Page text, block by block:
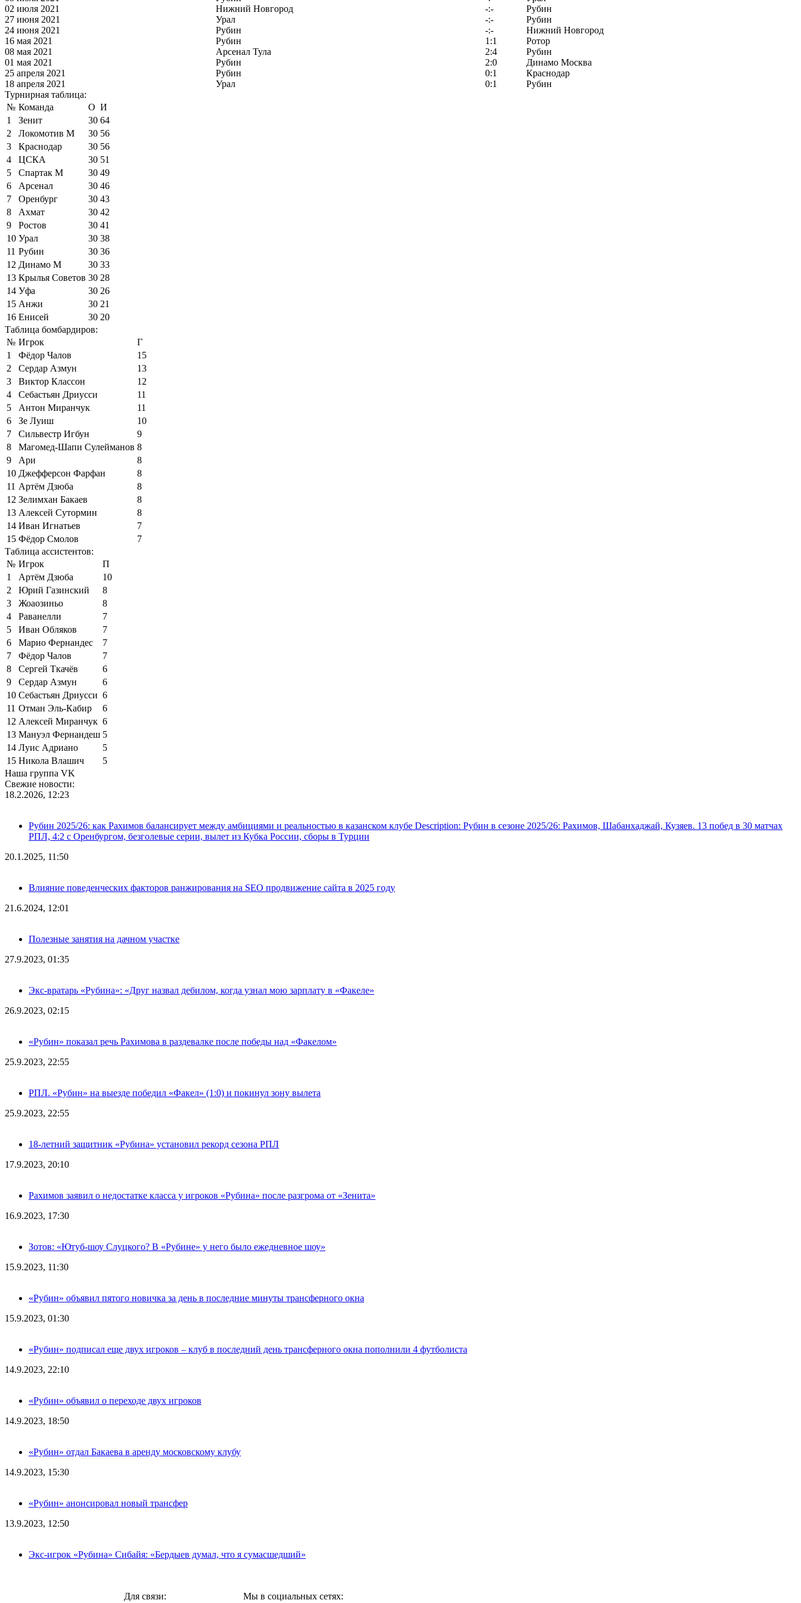
02 июля 2021
Нижний Новгород -:-
Рубин
27 июня 2021
Урал -:-
Рубин
24 июня 2021
Рубин -:-
Нижний Новгород
16 мая 2021
Рубин 1:1
Ротор
08 мая 2021
Арсенал Тула 2:4
Рубин
01 мая 2021
Рубин 2:0
Динамо Москва
25 апреля 2021
Рубин 0:1
Краснодар
18 апреля 2021
Урал 0:1
Рубин
Турнирная таблица:
№ Команда О И
1
Зенит 30 64
2
Локомотив М 30 56
3
Краснодар 30 56
4
ЦСКА 30 51
5
Спартак М 30 49
6
Арсенал 30 46
7
Оренбург 30 43
8
Ахмат 30 42
9
Ростов 30 41
10 Урал 30 38
11 Рубин 30 36
12 Динамо М 30 33
13 Крылья Советов 30 28
14 Уфа 30 26
15 Анжи 30 21
16 Енисей 30 20
Таблица бомбардиров:
№ Игрок
Г
1
Фёдор Чалов
15
2
Сердар Азмун
13
3
Виктор Классон
12
4
Себастьян Дриусси
11
5
Антон Миранчук
11
6
Зе Луиш
10
7
Сильвестр Игбун
9
8
Магомед-Шапи Сулейманов 8
9
Ари
8
10 Джефферсон Фарфан
8
11 Артём Дзюба
8
12 Зелимхан Бакаев
8
13 Алексей Сутормин
8
14 Иван Игнатьев
7
15 Фёдор Смолов
7
Таблица ассистентов:
№ Игрок
П
1
Артём Дзюба
10
2
Юрий Газинский
8
3
Жоаозиньо
8
4
Раванелли
7
5
Иван Обляков
7
6
Марио Фернандес
7
7
Фёдор Чалов
7
8
Сергей Ткачёв
6
9
Сердар Азмун
6
10 Себастьян Дриусси 6
11 Отман Эль-Кабир
6
12 Алексей Миранчук 6
13 Мануэл Фернандеш 5
14 Луис Адриано
5
15 Никола Влашич
5
Наша группа VK
Свежие новости:
18.2.2026, 12:23
Рубин 2025/26: как Рахимов балансирует между амбициями и реальностью в казанском клубе Description: Рубин в сезоне 2025/26: Рахимов, Шабанхаджай, Кузяев. 13 побед в 30 матчах
РПЛ, 4:2 с Оренбургом, безголевые серии, вылет из Кубка России, сборы в Турции
20.1.2025, 11:50
Влияние поведенческих факторов ранжирования на SEO продвижение сайта в 2025 году
21.6.2024, 12:01
Полезные занятия на дачном участке
27.9.2023, 01:35
Экс-вратарь «Рубина»: «Друг назвал дебилом, когда узнал мою зарплату в «Факеле»
26.9.2023, 02:15
«Рубин» показал речь Рахимова в раздевалке после победы над «Факелом»
25.9.2023, 22:55
РПЛ. «Рубин» на выезде победил «Факел» (1:0) и покинул зону вылета
25.9.2023, 22:55
18-летний защитник «Рубина» установил рекорд сезона РПЛ
17.9.2023, 20:10
Рахимов заявил о недостатке класса у игроков «Рубина» после разгрома от «Зенита»
16.9.2023, 17:30
Зотов: «Ютуб-шоу Слуцкого? В «Рубине» у него было ежедневное шоу»
15.9.2023, 11:30
«Рубин» объявил пятого новичка за день в последние минуты трансферного окна
15.9.2023, 01:30
«Рубин» подписал еще двух игроков – клуб в последний день трансферного окна пополнили 4 футболиста
14.9.2023, 22:10
«Рубин» объявил о переходе двух игроков
14.9.2023, 18:50
«Рубин» отдал Бакаева в аренду московскому клубу
14.9.2023, 15:30
«Рубин» анонсировал новый трансфер
13.9.2023, 12:50
Экс-игрок «Рубина» Сибайя: «Бердыев думал, что я сумасшедший»
Для связи:
Мы в социальных сетях: